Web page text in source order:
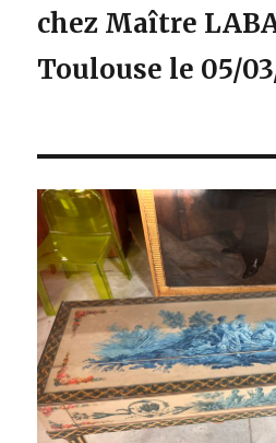
chez Maître
Toulouse le 05/